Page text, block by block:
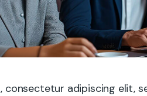
consectetur adipiscing elit,